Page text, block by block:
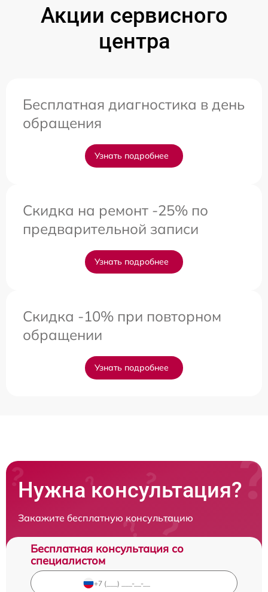
Акции сервисного
центра
Бесплатная диагностика в день
обращения
Узнать подробнее
Скидка на ремонт -25% по
предварительной записи
Узнать подробнее
Скидка -10% при повторном
обращении
Узнать подробнее
Нужна консультация?
Закажите бесплатную консультацию
Бесплатная консультация со
специалистом